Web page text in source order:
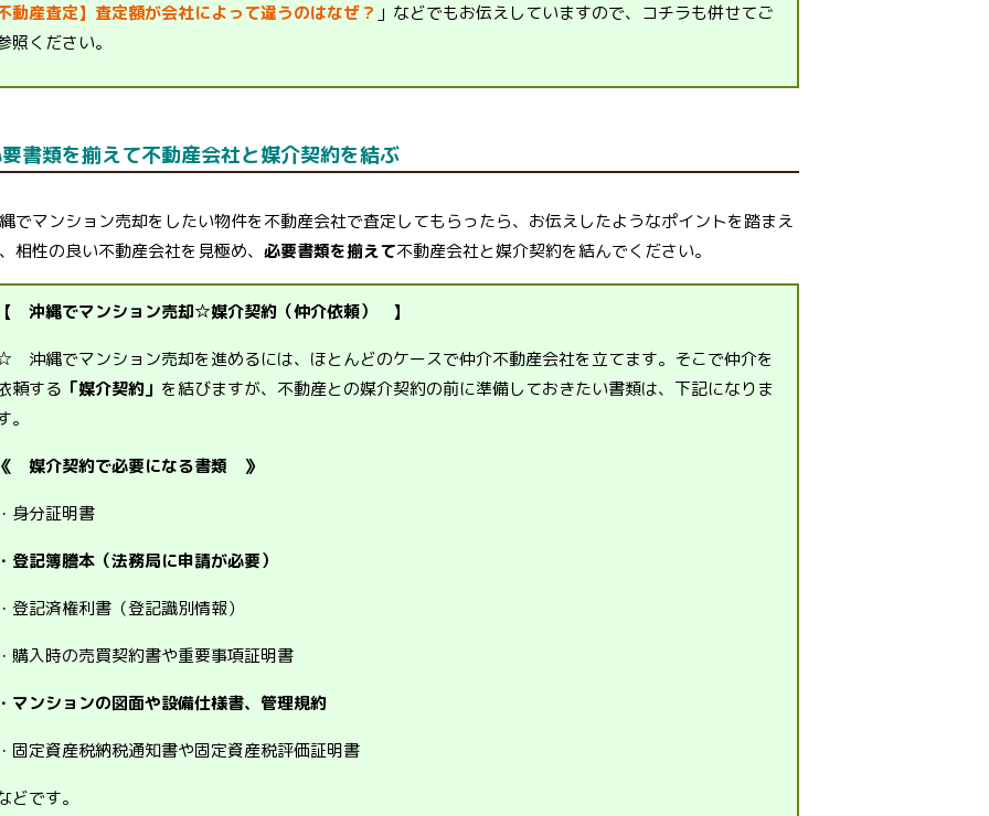
動産査定】査定額が会社によって違うのはなぜ？ 」などでもお伝えしていますので、コチラも併せてご
照ください。
書類を揃えて不動産会社と媒介契約を結ぶ
でマンション売却をしたい物件を不動産会社で査定してもらったら、お伝えしたようなポイントを踏まえ
相性の良い不動産会社を見極め、 必要書類を揃えて不動産会社と媒介契約を結んでください。
【 沖縄でマンション売却☆媒介契約（仲介依頼） 】
沖縄でマンション売却を進めるには、ほとんどのケースで仲介不動産会社を立てます。そこで仲介を
頼する 「媒介契約」 を結びますが、不動産との媒介契約の前に準備しておきたい書類は、下記になりま
。
《 媒介契約で必要になる書類 》
・身分証明書
・登記簿謄本（法務局に申請が必要）
・登記済権利書（登記識別情報）
・購入時の売買契約書や重要事項証明書
・マンションの図面や設備仕様書、管理規約
・固定資産税納税通知書や固定資産税評価証明書
どです。